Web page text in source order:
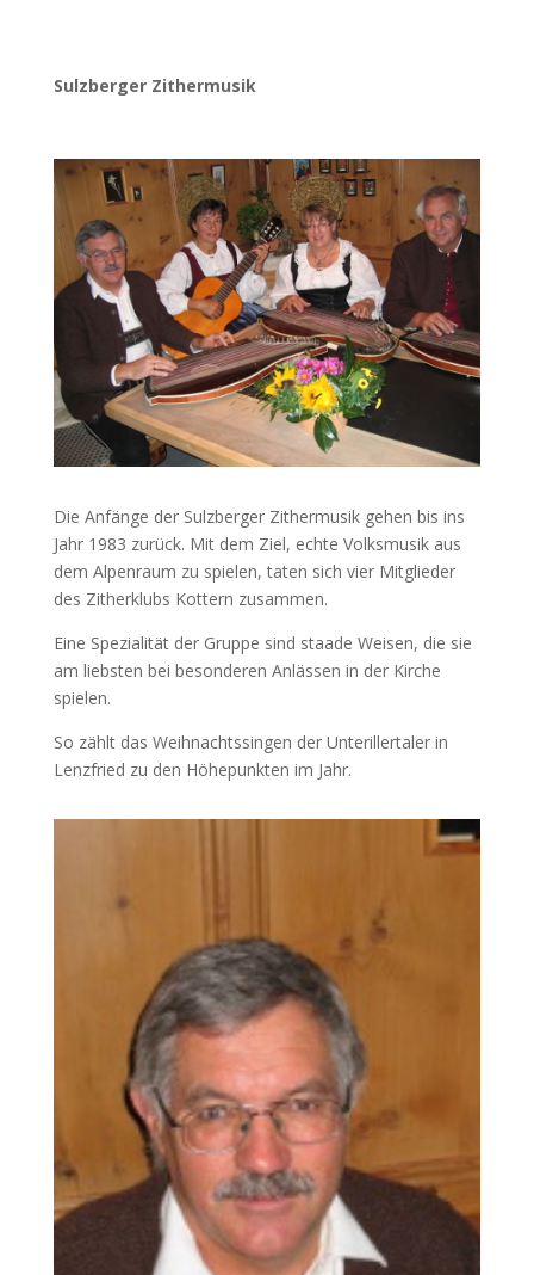
Sulzberger Zithermusik
Die Anfänge der Sulzberger Zithermusik gehen bis ins
Jahr 1983 zurück. Mit dem Ziel, echte Volksmusik aus
dem Alpenraum zu spielen, taten sich vier Mitglieder
des Zitherklubs Kottern zusammen.
Eine Spezialität der Gruppe sind staade Weisen, die sie
am liebsten bei besonderen Anlässen in der Kirche
spielen.
So zählt das Weihnachtssingen der Unterillertaler in
Lenzfried zu den Höhepunkten im Jahr.